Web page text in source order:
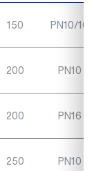
150 PN10/16
200 PN10
200 PN16
250 PN10